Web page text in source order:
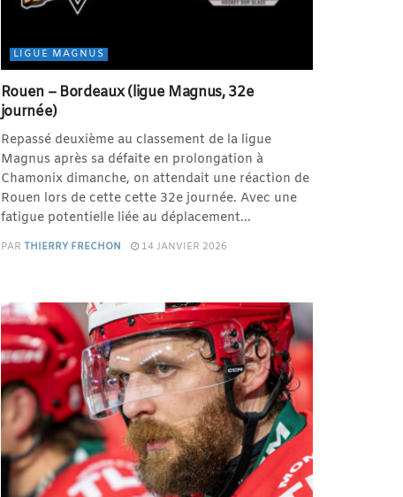
LIGUE MAGNUS
Rouen – Bordeaux (ligue Magnus, 32e
journée)
Repassé deuxième au classement de la ligue
Magnus après sa défaite en prolongation à
Chamonix dimanche, on attendait une réaction de
Rouen lors de cette cette 32e journée. Avec une
fatigue potentielle liée au déplacement...
PAR THIERRY FRECHON 14 JANVIER 2026